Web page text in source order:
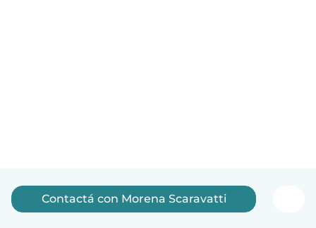
Contactá con Morena Scaravatti